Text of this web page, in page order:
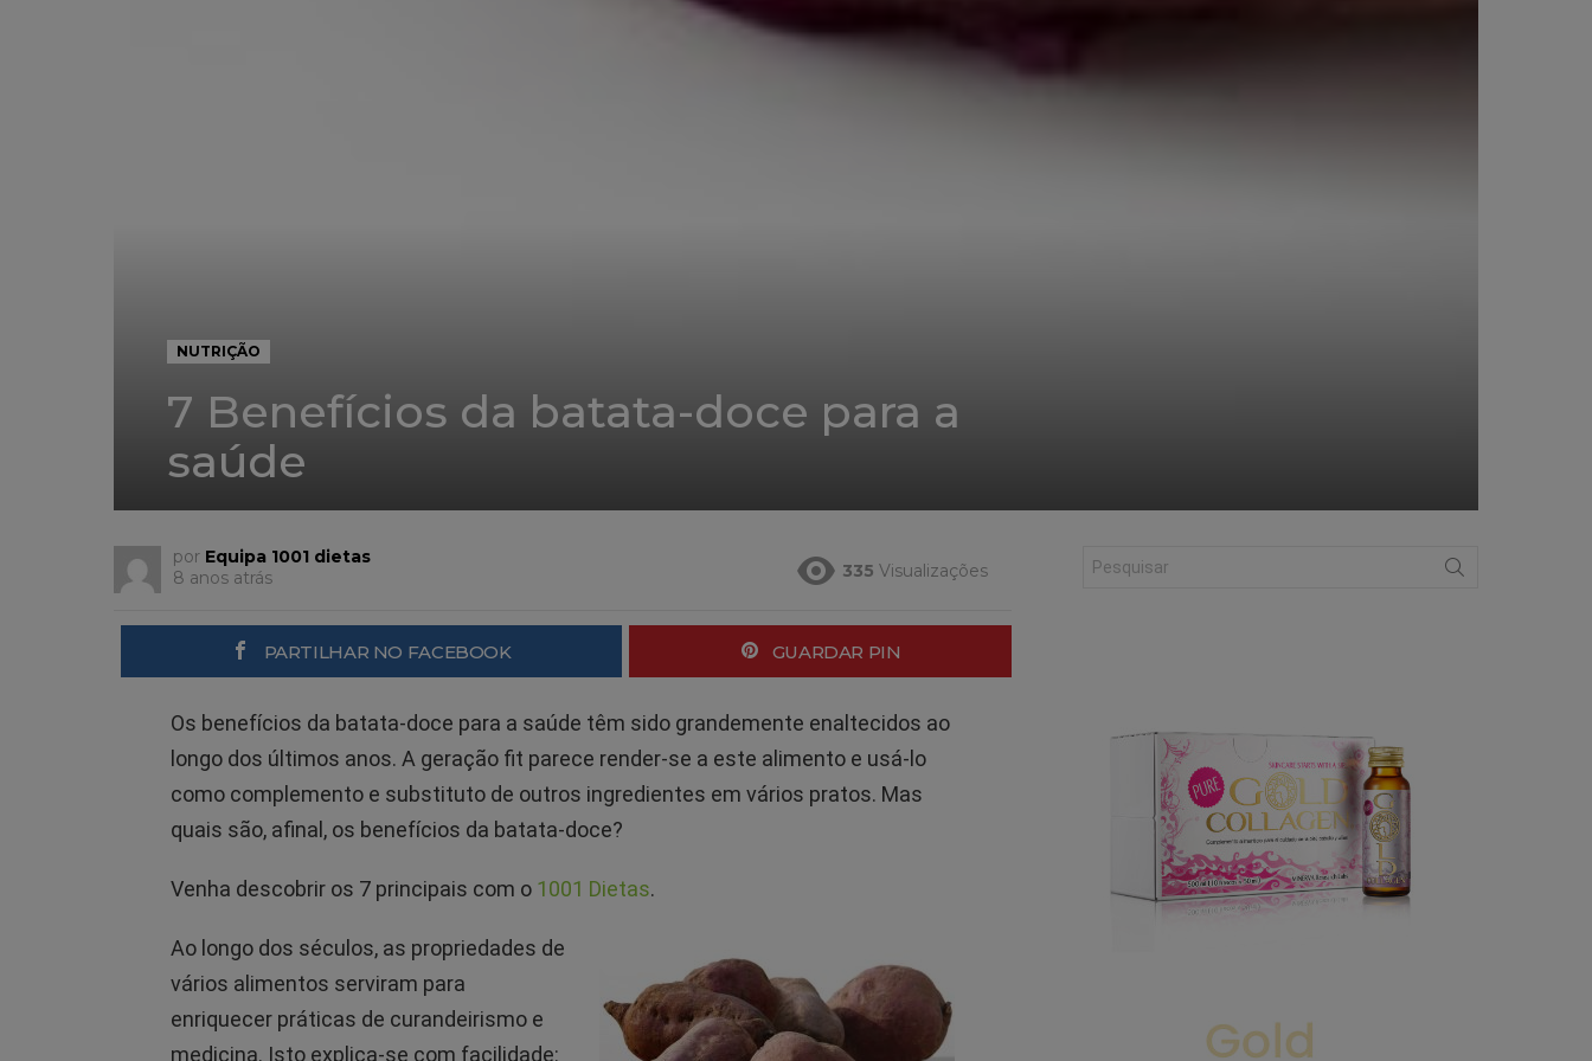
NUTRIÇÃO
7 Benefícios da batata-doce para a
saúde
por Equipa 1001 dietas
8 anos atrás
335 Visualizações
PARTILHAR NO FACEBOOK GUARDAR PIN
Os benefícios da batata-doce para a saúde têm sido grandemente enaltecidos ao
longo dos últimos anos. A geração fit parece render-se a este alimento e usá-lo
como complemento e substituto de outros ingredientes em vários pratos. Mas
quais são, afinal, os benefícios da batata-doce?
Venha descobrir os 7 principais com o 1001 Dietas.
Ao longo dos séculos, as propriedades de
vários alimentos serviram para
enriquecer práticas de curandeirismo e
medicina. Isto explica-se com facilidade:
for: